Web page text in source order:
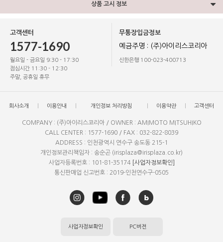
상품 고시 정보
고객센터
1577-1690
월요일 - 금요일 9:30 - 17:30
점심시간 11:30 - 12:30
주말, 공휴일 휴무
무통장입금정보
예금주명 : (주)아이리스코리아
신한은행 100-023-400713
회사소개 이용안내 개인정보 처리방침 이용약관 고객센터
COMPANY : (주)아이리스코리아 / OWNER : AMIMOTO MITSUHIKO
CALL CENTER : 1577-1690 / FAX : 032-822-8039
ADDRESS : 인천광역시 연수구 송도동 215-1
개인정보관리책임자 : 송순곤 (irisplaza@irisplaza.co.kr)
사업자등록번호 : 101-81-35174 [사업자정보확인]
통신판매업 신고번호 : 2019-인천연수구-0505
사업자정보확인 PC버전